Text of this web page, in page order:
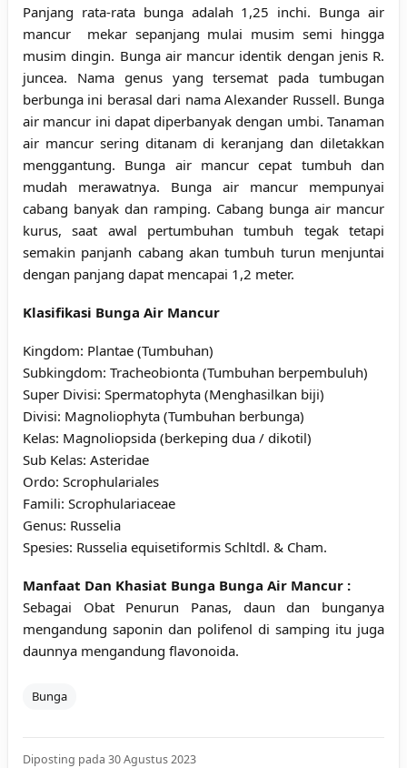
Panjang rata-rata bunga adalah 1,25 inchi. Bunga air
mancur mekar sepanjang mulai musim semi hingga
musim dingin. Bunga air mancur identik dengan jenis R.
juncea. Nama genus yang tersemat pada tumbugan
berbunga ini berasal dari nama Alexander Russell. Bunga
air mancur ini dapat diperbanyak dengan umbi. Tanaman
air mancur sering ditanam di keranjang dan diletakkan
menggantung. Bunga air mancur cepat tumbuh dan
mudah merawatnya. Bunga air mancur mempunyai
cabang banyak dan ramping. Cabang bunga air mancur
kurus, saat awal pertumbuhan tumbuh tegak tetapi
semakin panjanh cabang akan tumbuh turun menjuntai
dengan panjang dapat mencapai 1,2 meter.
Klasifikasi Bunga Air Mancur
Kingdom: Plantae (Tumbuhan)
Subkingdom: Tracheobionta (Tumbuhan berpembuluh)
Super Divisi: Spermatophyta (Menghasilkan biji)
Divisi: Magnoliophyta (Tumbuhan berbunga)
Kelas: Magnoliopsida (berkeping dua / dikotil)
Sub Kelas: Asteridae
Ordo: Scrophulariales
Famili: Scrophulariaceae
Genus: Russelia
Spesies: Russelia equisetiformis Schltdl. & Cham.
Manfaat Dan Khasiat Bunga Bunga Air Mancur :
Sebagai Obat Penurun Panas, daun dan bunganya
mengandung saponin dan polifenol di samping itu juga
daunnya mengandung flavonoida.
Bunga
Diposting pada 30 Agustus 2023